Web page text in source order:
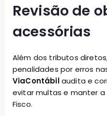
Revisão de
acessórias
Além dos tributos
penalidades por erros
ViaContábilaudita e
evitar multas e manter
Fisco.